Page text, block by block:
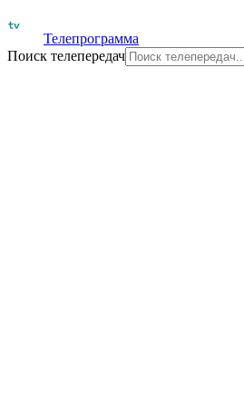
Телепрограмма
Поиск телепередач